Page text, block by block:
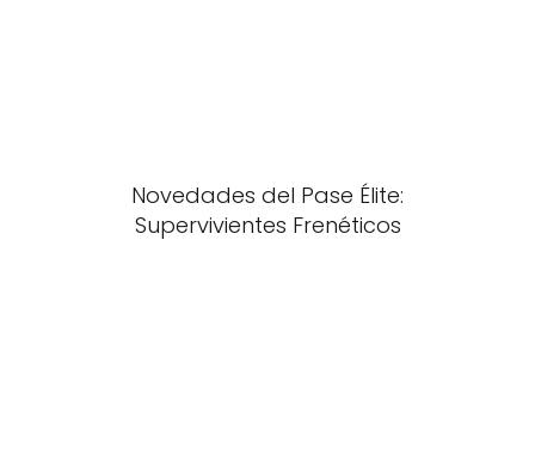
Novedades del Pase Élite:
Supervivientes Frenéticos